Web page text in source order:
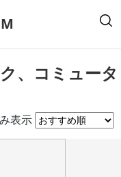
、コミュータ
表示